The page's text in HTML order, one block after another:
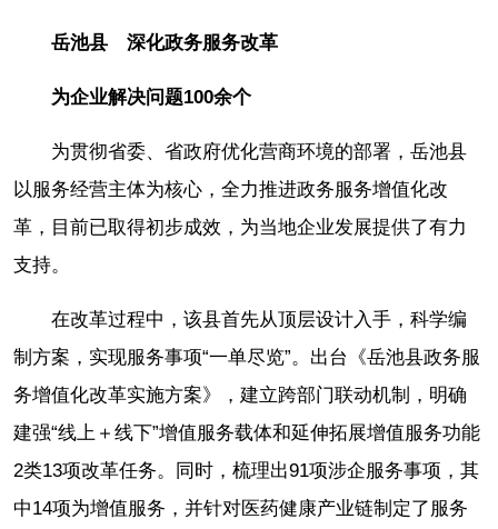
岳池县 深化政务服务改革
为企业解决问题100余个
为贯彻省委、省政府优化营商环境的部署，岳池县
以服务经营主体为核心，全力推进政务服务增值化改
革，目前已取得初步成效，为当地企业发展提供了有力
支持。
在改革过程中，该县首先从顶层设计入手，科学编
制方案，实现服务事项“一单尽览”。出台《岳池县政务服
务增值化改革实施方案》，建立跨部门联动机制，明确
建强“线上＋线下”增值服务载体和延伸拓展增值服务功能
2类13项改革任务。同时，梳理出91项涉企服务事项，其
中14项为增值服务，并针对医药健康产业链制定了服务